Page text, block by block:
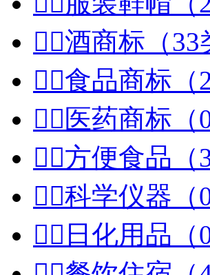
酒商标（33
食品商标（
医药商标（
方便食品（
科学仪器（
 日化用品（